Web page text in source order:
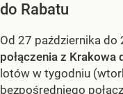
do Rabatu
Od 27 października do
połączenia z Krakowa
lotów w tygodniu
bezpośredniego